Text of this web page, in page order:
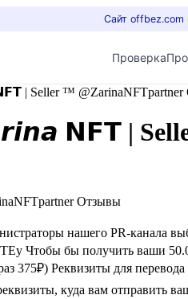
Сайт offbez.com
Проверка
| Seller ™ @ZarinaNFTpartner
𝗡𝗙𝗧 |
Отзывы
нашего PR-канала
Чтобы бы получить ваши
375₽) Реквизиты для
куда вам отправить